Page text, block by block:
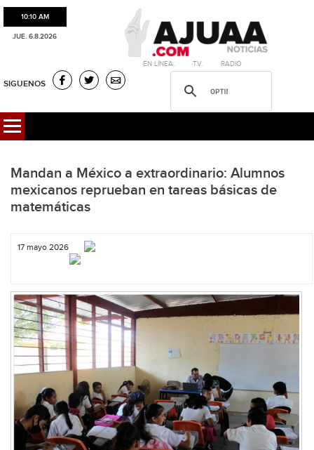
10:10 AM
JUE. 6.8.2026
·EN LÍNEA. ·T.V. ·RADIO
SIGUENOS
Mandan a México a extraordinario: Alumnos
mexicanos reprueban en tareas básicas de
matemáticas
17 mayo 2026